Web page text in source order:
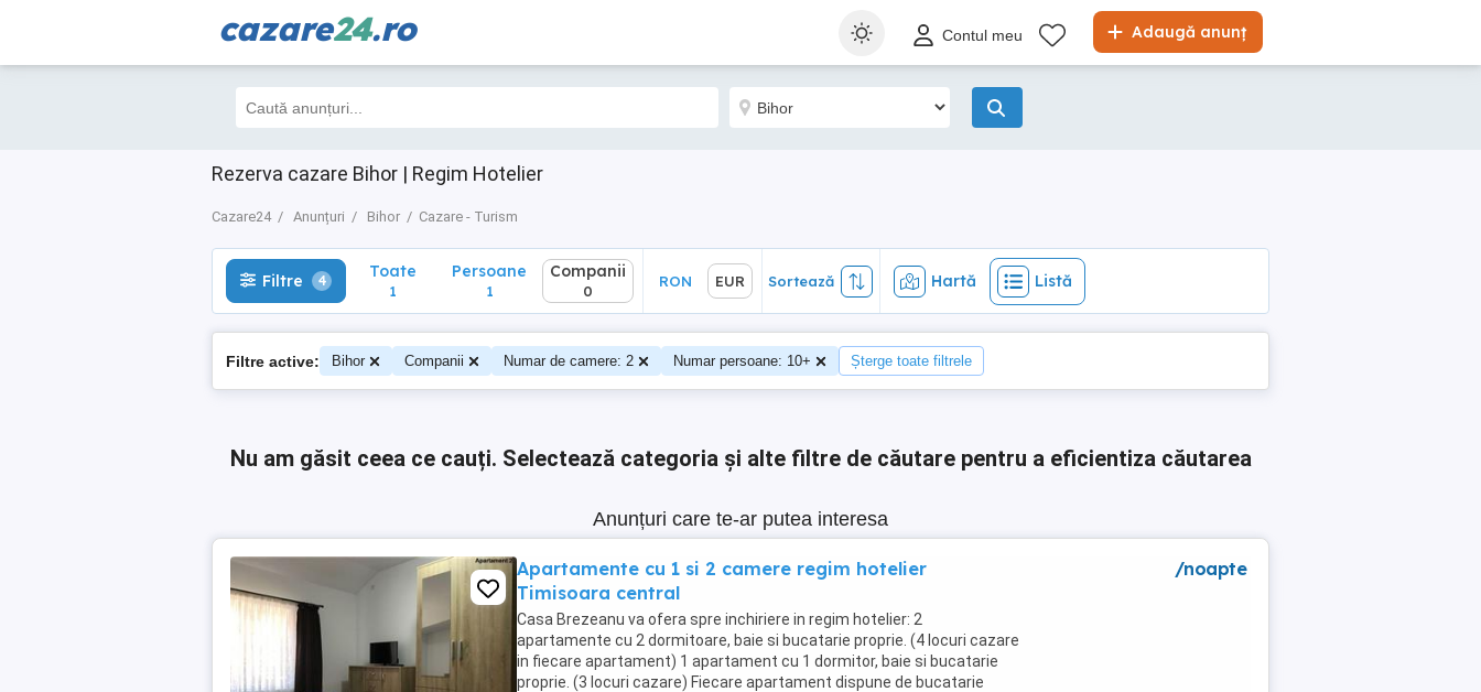
cazare24.ro Adaugă anunț
Contul meu
Rezerva cazare Bihor | Regim Hotelier
Cazare24 Anunțuri Bihor Cazare - Turism
Filtre 4 Toate
1
Hartă Listă
Filtre 4 Toate
1
Persoane
1
Companii
0
RON EUR Sortează Hartă Listă
Filtre active: Bihor Companii Numar de camere: 2 Numar persoane: 10+ Șterge toate filtrele
Nu am găsit ceea ce cauți. Selectează categoria și alte filtre de căutare pentru a eficientiza căutarea
Anunțuri care te-ar putea interesa
Apartamente cu 1 si 2 camere regim hotelier
Timisoara central
Casa Brezeanu va ofera spre inchiriere in regim hotelier: 2
apartamente cu 2 dormitoare, baie si bucatarie proprie. (4 locuri cazare
in fiecare apartament) 1 apartament cu 1 dormitor, baie si bucatarie
proprie. (3 locuri cazare) Fiecare apartament dispune de bucatarie
/noapte